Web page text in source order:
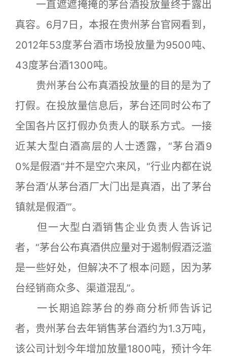
一直遮遮掩掩的茅台酒投放量终于露出
真容。6月7日，本报在贵州茅台官网看到，
2012年53度茅台酒市场投放量为9500吨、
43度茅台酒1300吨。
贵州茅台公布真酒投放量的目的是为了
打假。在投放量信息后，茅台还同时公布了
全国各片区打假办负责人的联系方式。一接
近某大型白酒高层的人士透露，“茅台酒9
0%是假酒”并不是空穴来风，“行业内都在说
茅台酒‘从茅台酒厂大门出是真酒，出了茅台
镇就是假酒’”。
但一大型白酒销售企业负责人告诉记
者，“茅台公布真酒供应量对于遏制假酒泛滥
是一些好处，但解决不了根本问题，因为茅
台经销商众多、渠道混乱”。
一长期追踪茅台的券商分析师告诉记
者，贵州茅台去年销售茅台酒约为1.3万吨，
该公司计划今年增加放量1800吨，预计今年